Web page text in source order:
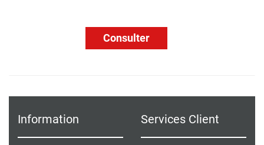
Consulter
Information Services Client